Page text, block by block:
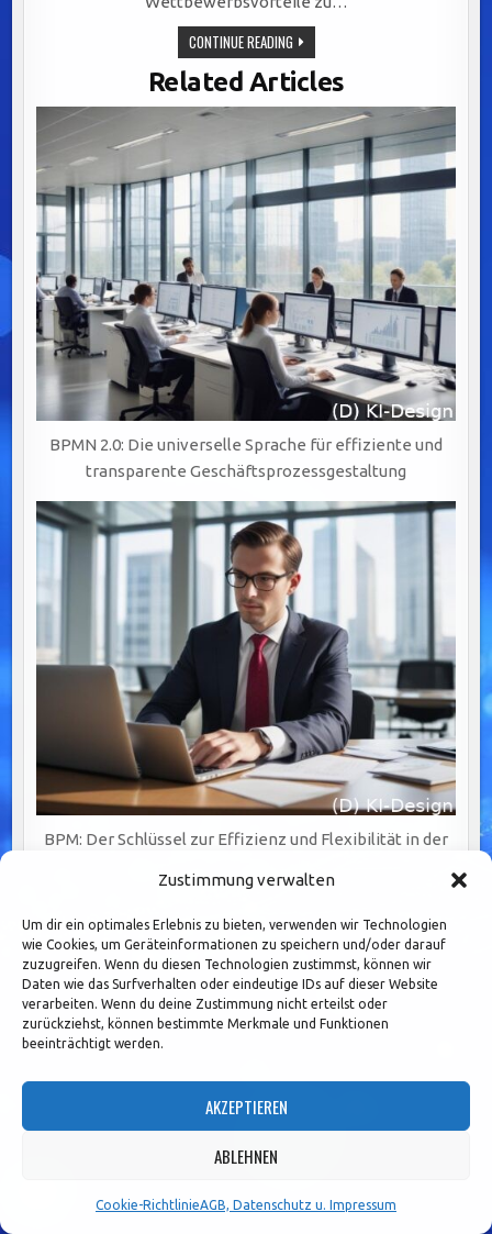
Zustimmung verwalten
Um dir ein optimales Erlebnis zu bieten, verwenden wir Technologien
wie Cookies, um Geräteinformationen zu speichern und/oder darauf
zuzugreifen. Wenn du diesen Technologien zustimmst, können wir
Daten wie das Surfverhalten oder eindeutige IDs auf dieser Website
verarbeiten. Wenn du deine Zustimmung nicht erteilst oder
zurückziehst, können bestimmte Merkmale und Funktionen
beeinträchtigt werden.
AKZEPTIEREN
ABLEHNEN
Cookie-RichtlinieAGB, Datenschutz u. Impressum
CONTINUE READINGBPM:
DER
SCHLÜSSELFAKTOR
FÜR
EFFIZIENZ,
AGILITÄT
UND
NACHHALTIGEN
UNTERNEHMENSERFOLG
IN
DER
Related Articles
BPMN 2.0: Die universelle Sprache für effiziente und
transparente Geschäftsprozessgestaltung
BPM: Der Schlüssel zur Effizienz und Flexibilität in der